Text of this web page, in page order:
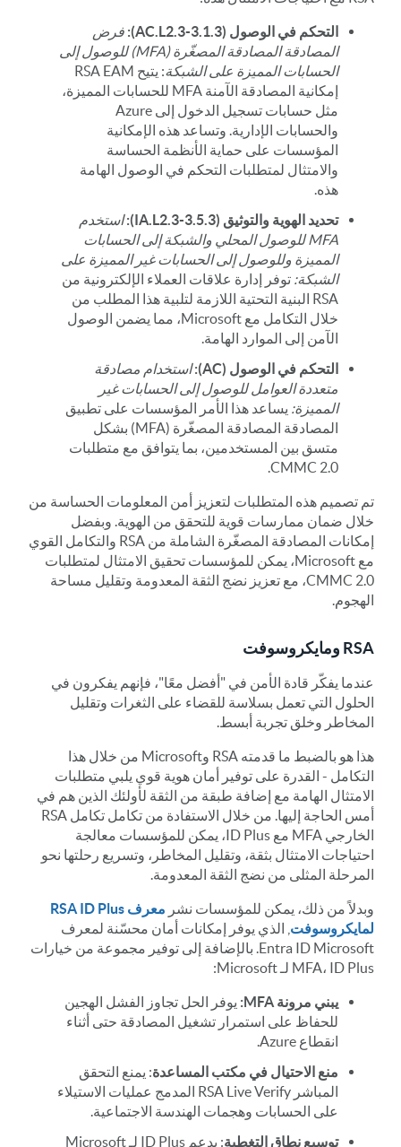
التحكم في الوصول (AC.L2.3-3.1.3):
فرض
المصادقة المصادقة المصغّرة (MFA) للوصول إلى
الحسابات المميزة على الشبكة
: يتيح RSA EAM
إمكانية المصادقة الآمنة MFA للحسابات المميزة،
مثل حسابات تسجيل الدخول إلى Azure
والحسابات الإدارية. وتساعد هذه الإمكانية
المؤسسات على حماية الأنظمة الحساسة
والامتثال لمتطلبات التحكم في الوصول الهامة
هذه.
تحديد الهوية والتوثيق (IA.L2.3-3.5.3):
استخدم
MFA للوصول المحلي والشبكة إلى الحسابات
المميزة وللوصول إلى الحسابات غير المميزة على
الشبكة: توفر إدارة علاقات العملاء الإلكترونية من
RSA البنية التحتية اللازمة لتلبية هذا المطلب من
خلال التكامل مع Microsoft، مما يضمن الوصول
الآمن إلى الموارد الهامة.
التحكم في الوصول (AC):
استخدام مصادقة
متعددة العوامل للوصول إلى الحسابات غير
المميزة: يساعد هذا الأمر المؤسسات على تطبيق
المصادقة المصادقة المصغّرة (MFA) بشكل
متسق بين المستخدمين، بما يتوافق مع متطلبات
CMMC 2.0.
تم تصميم هذه المتطلبات لتعزيز أمن المعلومات الحساسة من
خلال ضمان ممارسات قوية للتحقق من الهوية. وبفضل
إمكانات المصادقة المصغّرة الشاملة من RSA والتكامل القوي
مع Microsoft، يمكن للمؤسسات تحقيق الامتثال لمتطلبات
CMMC 2.0، مع تعزيز نضج الثقة المعدومة وتقليل مساحة
الهجوم.
RSA ومايكروسوفت
عندما يفكّر قادة الأمن في "أفضل معًا"، فإنهم يفكرون في
الحلول التي تعمل بسلاسة للقضاء على الثغرات وتقليل
المخاطر وخلق تجربة أبسط.
هذا هو بالضبط ما قدمته RSA وMicrosoft من خلال هذا
التكامل - القدرة على توفير أمان هوية قوي يلبي متطلبات
الامتثال الهامة مع إضافة طبقة من الثقة لأولئك الذين هم في
أمس الحاجة إليها. من خلال الاستفادة من تكامل تكامل RSA
الخارجي MFA مع ID Plus، يمكن للمؤسسات معالجة
احتياجات الامتثال بثقة، وتقليل المخاطر، وتسريع رحلتها نحو
المرحلة المثلى من نضج الثقة المعدومة.
وبدلاً من ذلك، يمكن للمؤسسات نشر
معرف RSA ID Plus
لمايكروسوفت , الذي يوفر إمكانات أمان محسّنة لمعرف
Entra ID Microsoft. بالإضافة إلى توفير مجموعة من خيارات
MFA، ID Plus لـ Microsoft:
يبني مرونة MFA:
يوفر الحل تجاوز الفشل الهجين
للحفاظ على استمرار تشغيل المصادقة حتى أثناء
انقطاع Azure.
منع الاحتيال في مكتب المساعدة: يمنع التحقق
المباشر RSA Live Verify المدمج عمليات الاستيلاء
على الحسابات وهجمات الهندسة الاجتماعية.
توسيع نطاق التغطية
: يدعم ID Plus لـ Microsoft